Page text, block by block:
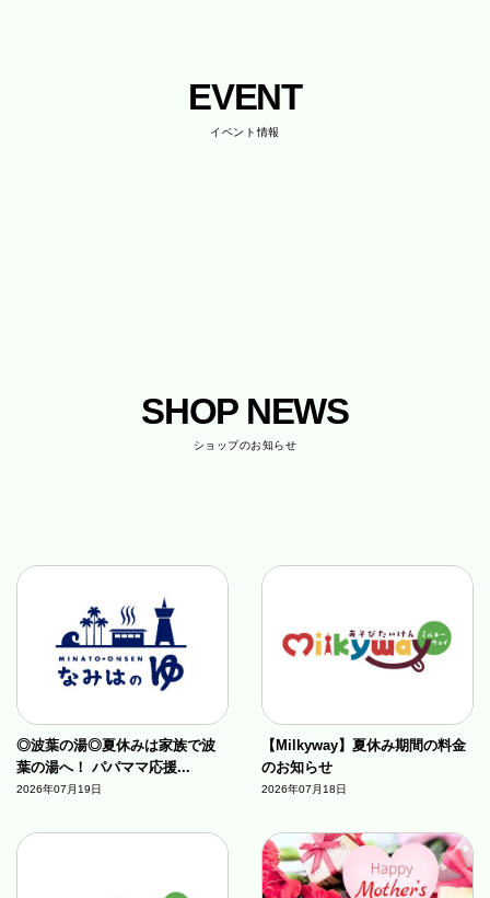
EVENT
イベント情報
SHOP NEWS
ショップのお知らせ
◎波葉の湯◎夏休みは家族で波
葉の湯へ！ パパママ応援...
2026年07月19日
【Milkyway】夏休み期間の料金
のお知らせ
2026年07月18日